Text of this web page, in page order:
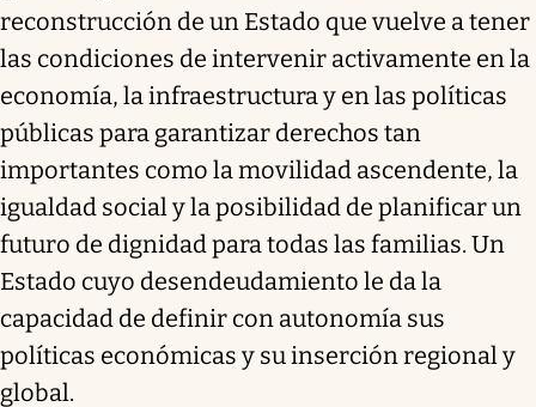
reconstrucción de un Estado que vuelve a tener
las condiciones de intervenir activamente en la
economía, la infraestructura y en las políticas
públicas para garantizar derechos tan
importantes como la movilidad ascendente, la
igualdad social y la posibilidad de planificar un
futuro de dignidad para todas las familias. Un
Estado cuyo desendeudamiento le da la
capacidad de definir con autonomía sus
políticas económicas y su inserción regional y
global.